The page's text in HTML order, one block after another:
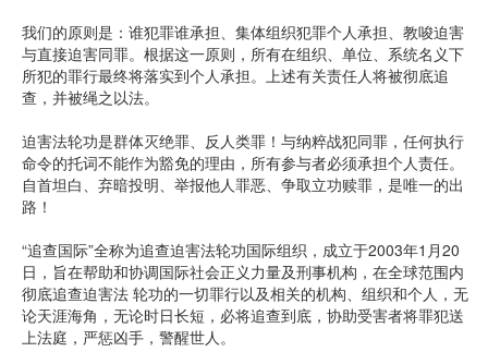
我们的原则是：谁犯罪谁承担、集体组织犯罪个人承担、教唆迫害
与直接迫害同罪。根据这一原则，所有在组织、单位、系统名义下
所犯的罪行最终将落实到个人承担。上述有关责任人将被彻底追
查，并被绳之以法。
迫害法轮功是群体灭绝罪、反人类罪！与纳粹战犯同罪，任何执行
命令的托词不能作为豁免的理由，所有参与者必须承担个人责任。
自首坦白、弃暗投明、举报他人罪恶、争取立功赎罪，是唯一的出
路！
“追查国际”全称为追查迫害法轮功国际组织，成立于2003年1月20
日，旨在帮助和协调国际社会正义力量及刑事机构，在全球范围内
彻底追查迫害法 轮功的一切罪行以及相关的机构、组织和个人，无
论天涯海角，无论时日长短，必将追查到底，协助受害者将罪犯送
上法庭，严惩凶手，警醒世人。